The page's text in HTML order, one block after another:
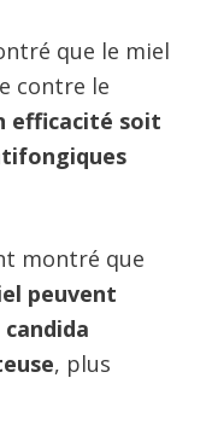
que le miel
contre le
efficacité soit
montré que
peuvent
, plus